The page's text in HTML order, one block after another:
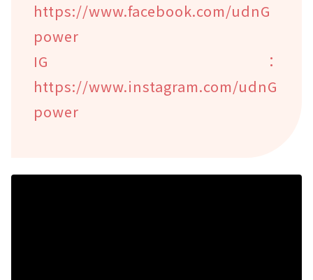
https://www.facebook.com/udnG
power
IG：
https://www.instagram.com/udnG
power